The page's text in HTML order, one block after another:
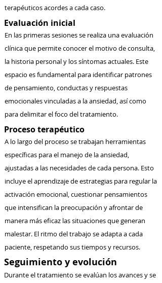
terapéuticos acordes a cada caso.
Evaluación inicial
En las primeras sesiones se realiza una evaluación
clínica que permite conocer el motivo de consulta,
la historia personal y los síntomas actuales. Este
espacio es fundamental para identificar patrones
de pensamiento, conductas y respuestas
emocionales vinculadas a la ansiedad, así como
para delimitar el foco del tratamiento.
Proceso terapéutico
A lo largo del proceso se trabajan herramientas
específicas para el manejo de la ansiedad,
ajustadas a las necesidades de cada persona. Esto
incluye el aprendizaje de estrategias para regular la
activación emocional, cuestionar pensamientos
que intensifican la preocupación y afrontar de
manera más eficaz las situaciones que generan
malestar. El ritmo del trabajo se adapta a cada
paciente, respetando sus tiempos y recursos.
Seguimiento y evolución
Durante el tratamiento se evalúan los avances y se